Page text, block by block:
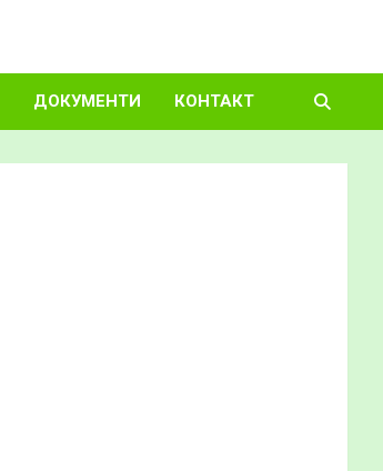
ДОКУМЕНТИ КОНТАКТ